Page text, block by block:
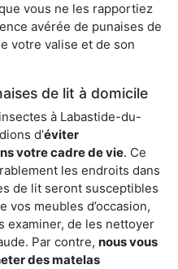
vous ne les rapportiez
avérée de punaises de
votre valise et de son
de lit à domicile
à Labastide-du-
d’éviter
votre cadre de vie. Ce
les endroits dans
de lit seront susceptibles
vos meubles d’occasion,
examiner, de les nettoyer
Par contre, nous vous
des matelas